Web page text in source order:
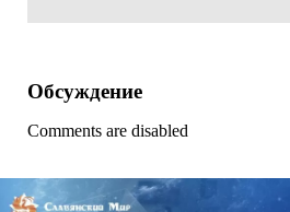
Обсуждение
Comments are disabled